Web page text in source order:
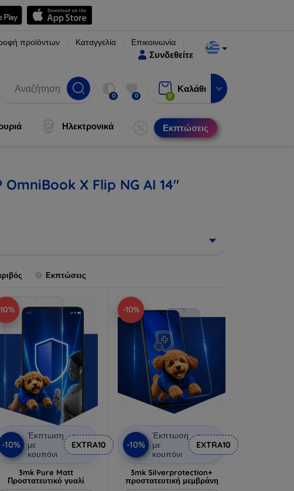
προϊόντων Καταγγελία Επικοινωνία
Συνδεθείτε
0 0 0
Καλάθι
Ηλεκτρονικά Εκπτώσεις
X Flip NG AI 14"
Εκπτώσεις
-10%
Έκπτωση
με
κουπόνι
EXTRA10
3mk Pure Matt
Προστατευτικό γυαλί
-10%
-10%
Έκπτωση
με
κουπόνι
EXTRA10
3mk Silverprotection+
προστατευτική μεμβράνη